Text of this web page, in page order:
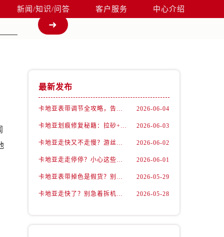
新闻/知识/问答 客户服务 中心介绍
最新发布
卡地亚表带调节全攻略，告别过短烦恼 2026-06-04
卡地亚划痕修复秘籍：拉砂+抛光双工艺还原如新 2026-06-03
卡地亚走快又不走慢？游丝问题你了解多少？ 2026-06-02
卡地亚走走停停？小心这些隐藏杀手 2026-06-01
卡地亚表带掉色是假货？别急，可能是这些日常习惯惹的祸 2026-05-29
卡地亚走快了？别急着拆机，先做这一步 2026-05-28